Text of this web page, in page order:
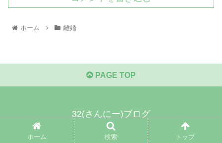
ホーム 離婚
PAGE TOP
32(さんにー)ブログ
© 2021 32(さんにー)ブログ.
ホーム 検索 トップ